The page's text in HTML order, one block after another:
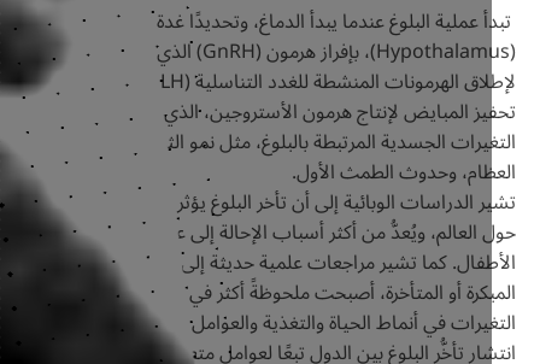
عملية البلوغ عندما يبدأ الدماغ، وتحديدًا غدة تحت المهاد
(Hypothalamus)، بإفراز هرمون (GnRH) الذي يحفز الغدة النخامية
لإطلاق الهرمونات المنشطة للغدد التناسلية (LH وFSH). ويؤدي ذلك إلى
المبايض لإنتاج هرمون الأستروجين، الذي يُطلق سلسلة من
الجسدية المرتبطة بالبلوغ، مثل نمو الثديين، وظهور الشعر، ونمو
وحدوث الطمث الأول.
تشير الدراسات الوبائية إلى أن تأخر البلوغ يؤثر في نحو 2% من المراهقين
ويُعدُّ من أكثر أسباب الإحالة إلى عيادات الغدد الصماء لدى
كما تشير مراجعات علمية حديثة إلى أن اضطرابات البلوغ، سواء
أو المتأخرة، أصبحت ملحوظةً أكثر في العقود الأخيرة، نتيجة
في أنماط الحياة والتغذية والعوامل البيئية. وتختلف معدلات
تأخُّر البلوغ بين الدول تبعًا لعوامل متعددة، مثل الحالة الغذائية،